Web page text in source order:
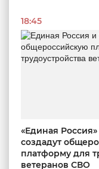
18:45
«Единая
создадут
платформу для
ветеранов СВО